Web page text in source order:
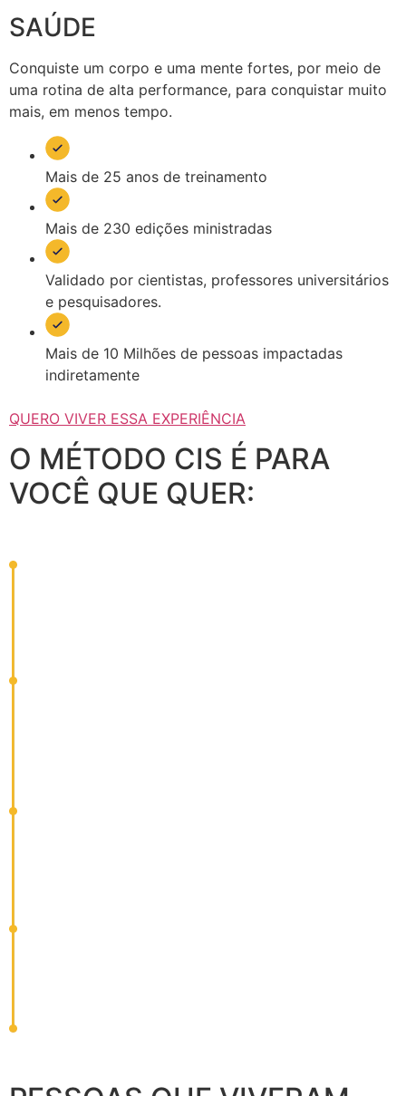
SAÚDE
Conquiste um corpo e uma mente fortes, por meio de
uma rotina de alta performance, para conquistar muito
mais, em menos tempo.
Mais de 25 anos de treinamento
Mais de 230 edições ministradas
Validado por cientistas, professores universitários
e pesquisadores.
Mais de 10 Milhões de pessoas impactadas
indiretamente
QUERO VIVER ESSA EXPERIÊNCIA
O MÉTODO CIS É PARA
VOCÊ QUE QUER: